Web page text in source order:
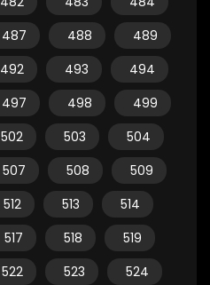
487 488
489
492 493
494
497 498
499
502 503
504
507 508
509
512 513
514
517 518
519
522 523
524